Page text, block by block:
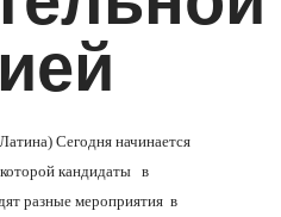
Сегодня начинается
кандидаты в
разные мероприятия в